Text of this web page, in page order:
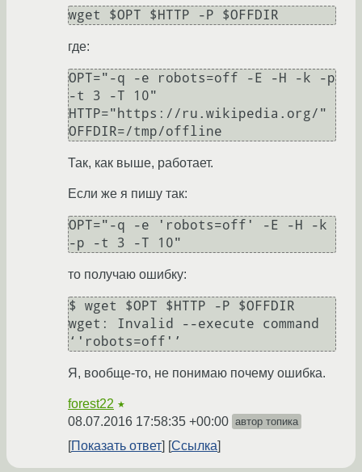
wget $OPT $HTTP -P $OFFDIR
где:
OPT="-q -e robots=off -E -H -k -p
-t 3 -T 10"
HTTP="https://ru.wikipedia.org/"
OFFDIR=/tmp/offline
Так, как выше, работает.
Если же я пишу так:
OPT="-q -e 'robots=off' -E -H -k
-p -t 3 -T 10"
то получаю ошибку:
$ wget $OPT $HTTP -P $OFFDIR
wget: Invalid --execute command
‘'robots=off'’
Я, вообще-то, не понимаю почему ошибка.
forest22 ★
08.07.2016 17:58:35 +00:00 автор топика
Показать ответ Ссылка